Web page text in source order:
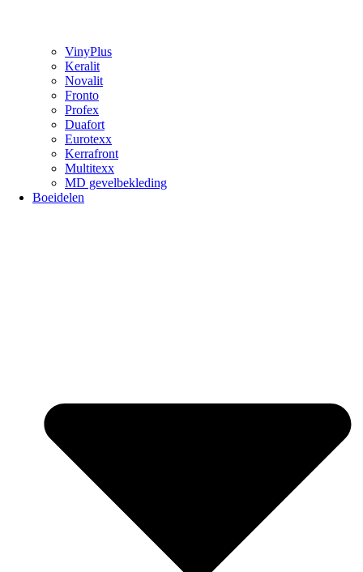
VinyPlus
Keralit
Novalit
Fronto
Profex
Duafort
Eurotexx
Kerrafront
Multitexx
MD gevelbekleding
Boeidelen